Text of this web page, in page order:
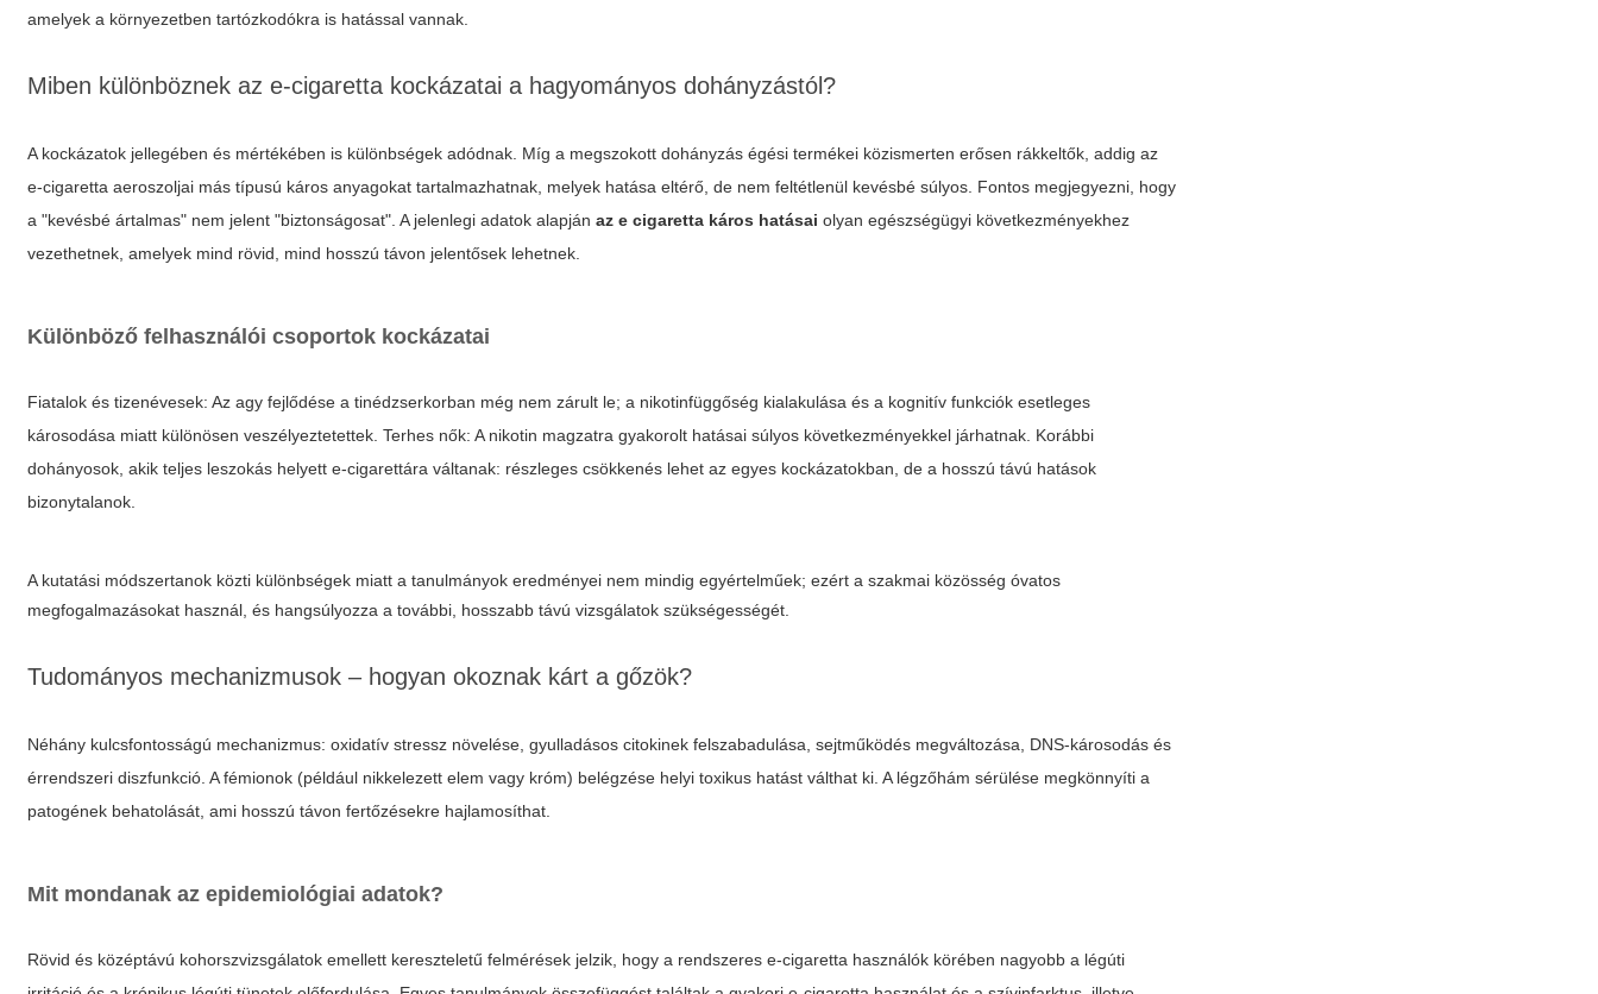
amelyek a környezetben tartózkodókra is hatással vannak.
Miben különböznek az e-cigaretta kockázatai a hagyományos dohányzástól?
A kockázatok jellegében és mértékében is különbségek adódnak. Míg a megszokott dohányzás égési termékei közismerten erősen rákkeltők, addig az
e-cigaretta aeroszoljai más típusú káros anyagokat tartalmazhatnak, melyek hatása eltérő, de nem feltétlenül kevésbé súlyos. Fontos megjegyezni, hogy
a "kevésbé ártalmas" nem jelent "biztonságosat". A jelenlegi adatok alapjánaz e cigaretta káros hatásai olyan egészségügyi következményekhez
vezethetnek, amelyek mind rövid, mind hosszú távon jelentősek lehetnek.
Különböző felhasználói csoportok kockázatai
Fiatalok és tizenévesek: Az agy fejlődése a tinédzserkorban még nem zárult le; a nikotinfüggőség kialakulása és a kognitív funkciók esetleges
károsodása miatt különösen veszélyeztetettek. Terhes nők: A nikotin magzatra gyakorolt hatásai súlyos következményekkel járhatnak. Korábbi
dohányosok, akik teljes leszokás helyett e-cigarettára váltanak: részleges csökkenés lehet az egyes kockázatokban, de a hosszú távú hatások
bizonytalanok.
A kutatási módszertanok közti különbségek miatt a tanulmányok eredményei nem mindig egyértelműek; ezért a szakmai közösség óvatos
megfogalmazásokat használ, és hangsúlyozza a további, hosszabb távú vizsgálatok szükségességét.
Tudományos mechanizmusok – hogyan okoznak kárt a gőzök?
Néhány kulcsfontosságú mechanizmus: oxidatív stressz növelése, gyulladásos citokinek felszabadulása, sejtműködés megváltozása, DNS-károsodás és
érrendszeri diszfunkció. A fémionok (például nikkelezett elem vagy króm) belégzése helyi toxikus hatást válthat ki. A légzőhám sérülése megkönnyíti a
patogének behatolását, ami hosszú távon fertőzésekre hajlamosíthat.
Mit mondanak az epidemiológiai adatok?
Rövid és középtávú kohorszvizsgálatok emellett kereszteletű felmérések jelzik, hogy a rendszeres e-cigaretta használók körében nagyobb a légúti